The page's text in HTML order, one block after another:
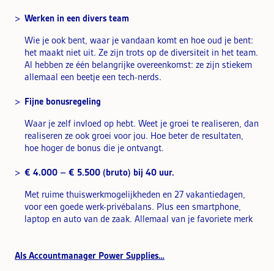
Werken in een divers team
Wie je ook bent, waar je vandaan komt en hoe oud je bent:
het maakt niet uit. Ze zijn trots op de diversiteit in het team.
Al hebben ze één belangrijke overeenkomst: ze zijn stiekem
allemaal een beetje een tech-nerds.
Fijne bonusregeling
Waar je zelf invloed op hebt. Weet je groei te realiseren, dan
realiseren ze ook groei voor jou. Hoe beter de resultaten,
hoe hoger de bonus die je ontvangt.
€ 4.000 – € 5.500 (bruto) bij 40 uur.
Met ruime thuiswerkmogelijkheden en 27 vakantiedagen,
voor een goede werk-privébalans. Plus een smartphone,
laptop en auto van de zaak. Allemaal van je favoriete merk
Als Accountmanager Power Supplies…